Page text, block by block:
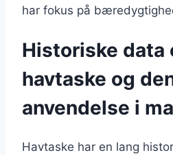
har fokus på
Historiske data
havtaske og
anvendelse i
Havtaske har en lang